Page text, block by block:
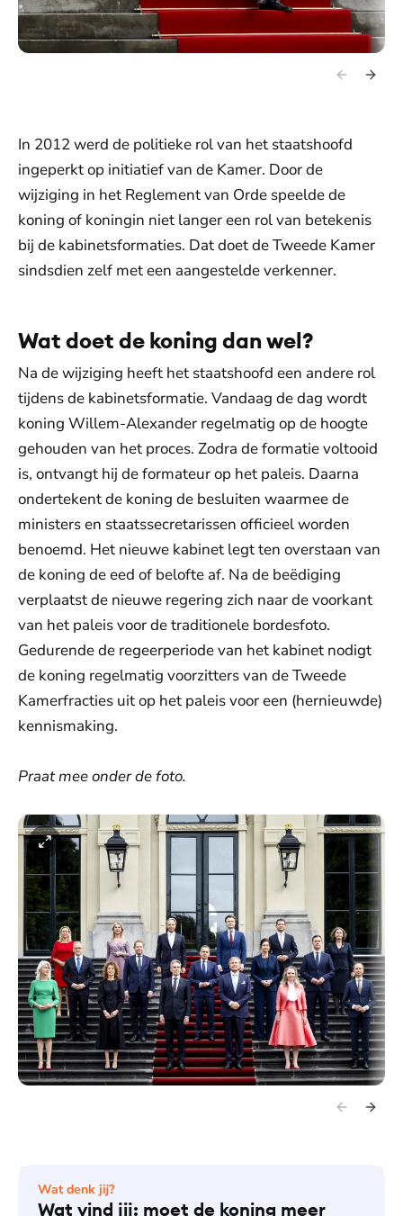
In 2012 werd de politieke rol van het staatshoofd
ingeperkt op initiatief van de Kamer. Door de
wijziging in het Reglement van Orde speelde de
koning of koningin niet langer een rol van betekenis
bij de kabinetsformaties. Dat doet de Tweede Kamer
sindsdien zelf met een aangestelde verkenner.
Wat doet de koning dan wel?
Na de wijziging heeft het staatshoofd een andere rol
tijdens de kabinetsformatie. Vandaag de dag wordt
koning Willem-Alexander regelmatig op de hoogte
gehouden van het proces. Zodra de formatie voltooid
is, ontvangt hij de formateur op het paleis. Daarna
ondertekent de koning de besluiten waarmee de
ministers en staatssecretarissen officieel worden
benoemd. Het nieuwe kabinet legt ten overstaan van
de koning de eed of belofte af. Na de beëdiging
verplaatst de nieuwe regering zich naar de voorkant
van het paleis voor de traditionele bordesfoto.
Gedurende de regeerperiode van het kabinet nodigt
de koning regelmatig voorzitters van de Tweede
Kamerfracties uit op het paleis voor een (hernieuwde)
kennismaking.
Praat mee onder de foto.
Wat denk jij?
Wat vind jij: moet de koning meer